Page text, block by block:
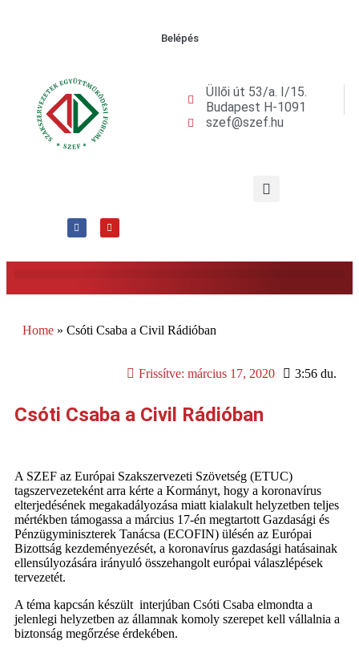
Belépés
Üllői út 53/a. I/15.
Budapest H-1091
szef@szef.hu
Home » Csóti Csaba a Civil Rádióban
Frissítve: március 17, 2020 3:56 du.
Csóti Csaba a Civil Rádióban
A SZEF az Európai Szakszervezeti Szövetség (ETUC)
tagszervezeteként arra kérte a Kormányt, hogy a koronavírus
elterjedésének megakadályozása miatt kialakult helyzetben teljes
mértékben támogassa a március 17-én megtartott Gazdasági és
Pénzügyminiszterek Tanácsa (ECOFIN) ülésén az Európai
Bizottság kezdeményezését, a koronavírus gazdasági hatásainak
ellensúlyozására irányuló összehangolt európai válaszlépések
tervezetét.
A téma kapcsán készült interjúban Csóti Csaba elmondta a
jelenlegi helyzetben az államnak komoly szerepet kell vállalnia a
biztonság megőrzése érdekében.